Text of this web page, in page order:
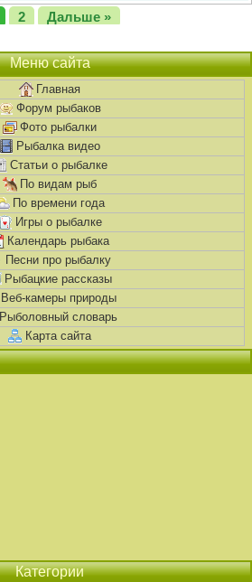
2 Дальше »
Меню сайта
Главная
Форум рыбаков
Фото рыбалки
Рыбалка видео
Статьи о рыбалке
По видам рыб
По времени года
Игры о рыбалке
Календарь рыбака
Песни про рыбалку
Рыбацкие рассказы
Веб-камеры природы
Рыболовный словарь
Карта сайта
Категории